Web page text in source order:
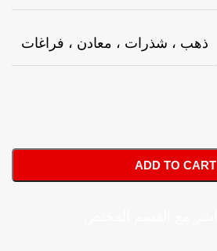
ذهب ، شذرات ، معادن ، فراغات
ADD TO CART